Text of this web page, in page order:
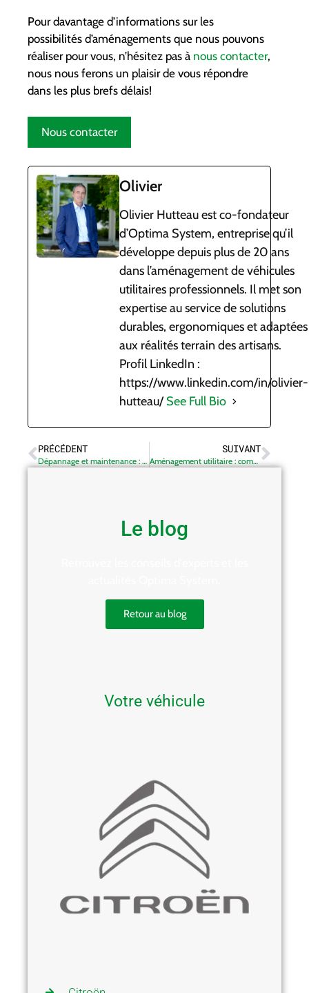
Pour davantage d’informations sur les
possibilités d’aménagements que nous pouvons
réaliser pour vous, n’hésitez pas à nous contacter,
nous nous ferons un plaisir de vous répondre
dans les plus brefs délais!
Nous contacter
Olivier
Olivier Hutteau est co-fondateur
d’Optima System, entreprise qu’il
développe depuis plus de 20 ans
dans l’aménagement de véhicules
utilitaires professionnels. Il met son
expertise au service de solutions
durables, ergonomiques et adaptées
aux réalités terrain des artisans.
Profil LinkedIn :
https://www.linkedin.com/in/olivier-
hutteau/See Full Bio
PRÉCÉDENT
Dépannage et maintenance : bien aménager son véhicule Utilitaire
SUIVANT
Aménagement utilitaire : comment bien choisir pour votre fourgon ou camion ?
Le blog
Retour au blog
Votre véhicule